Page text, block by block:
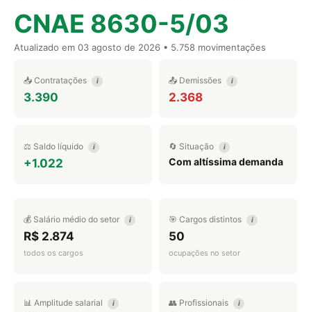
CNAE 8630-5/03
Atualizado em 03 agosto de 2026 • 5.758 movimentações
📥 Contratações i
3.390
📤 Demissões i
2.368
⚖️ Saldo líquido i
+1.022
🔄 Situação i
Com altíssima demanda
💰 Salário médio do setor i
R$ 2.874
todos os cargos
🎯 Cargos distintos i
50
ocupações no setor
📊 Amplitude salarial i 👥 Profissionais i